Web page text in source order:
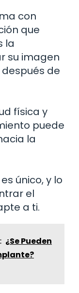
con
que
la
su imagen
de
física y
puede
la
único, y lo
el
a ti.
¿Se Pueden